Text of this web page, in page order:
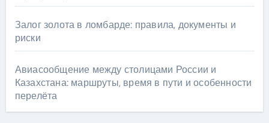
Залог золота в ломбарде: правила, документы и
риски
Авиасообщение между столицами России и
Казахстана: маршруты, время в пути и особенности
перелёта